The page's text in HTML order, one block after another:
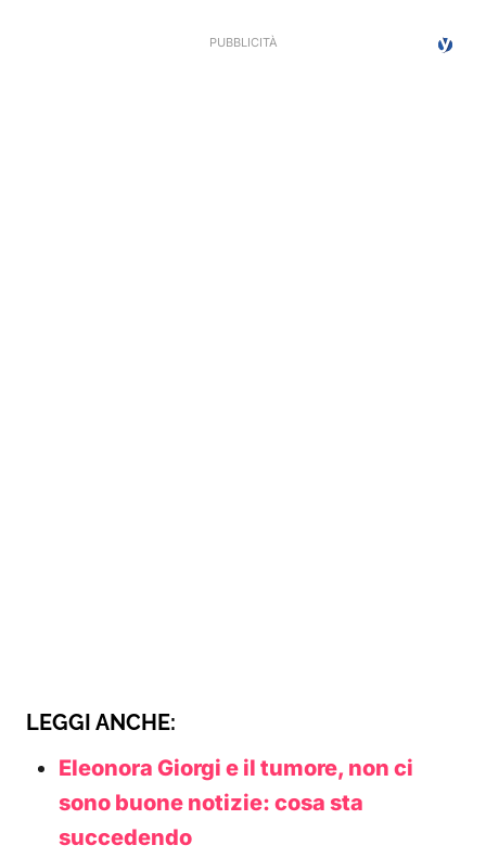
LEGGI ANCHE:
Eleonora Giorgi e il tumore, non ci
sono buone notizie: cosa sta
succedendo